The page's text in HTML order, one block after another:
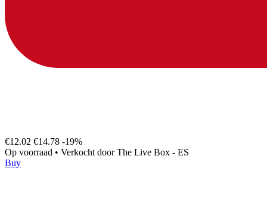
€12.02 €14.78 -19%
Op voorraad • Verkocht doorThe Live Box - ES
Buy